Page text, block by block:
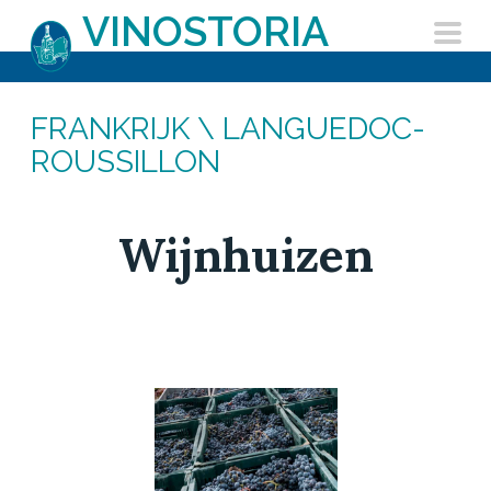
content
VINOSTORIA
FRANKRIJK\ LANGUEDOC-
ROUSSILLON
Wijnhuizen